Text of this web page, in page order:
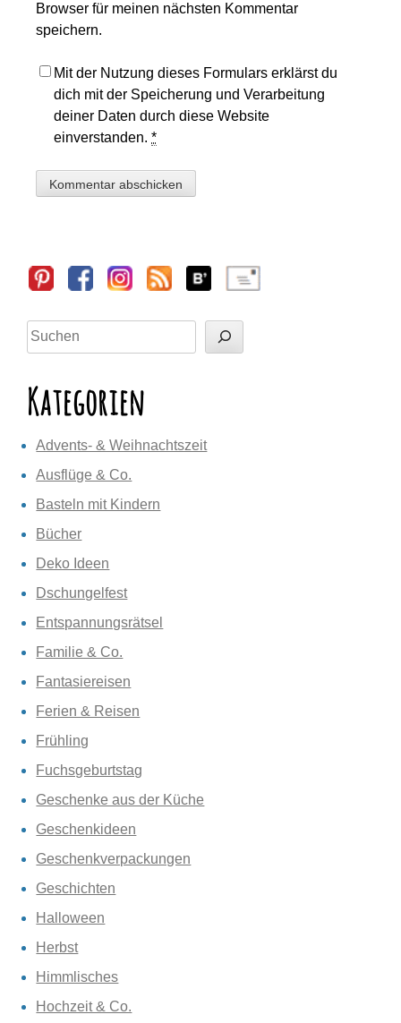
Browser für meinen nächsten Kommentar
speichern.
Mit der Nutzung dieses Formulars erklärst du
dich mit der Speicherung und Verarbeitung
deiner Daten durch diese Website
einverstanden.*
Sidebar
Suchen
Kategorien
Advents- & Weihnachtszeit
Ausflüge & Co.
Basteln mit Kindern
Bücher
Deko Ideen
Dschungelfest
Entspannungsrätsel
Familie & Co.
Fantasiereisen
Ferien & Reisen
Frühling
Fuchsgeburtstag
Geschenke aus der Küche
Geschenkideen
Geschenkverpackungen
Geschichten
Halloween
Herbst
Himmlisches
Hochzeit & Co.